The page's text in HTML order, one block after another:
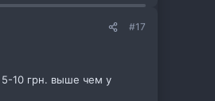
#17
5-10 грн. выше чем у